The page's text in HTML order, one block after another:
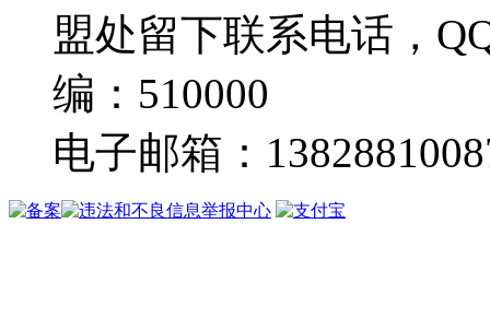
盟处留下联系电话，
编：510000
电子邮箱：